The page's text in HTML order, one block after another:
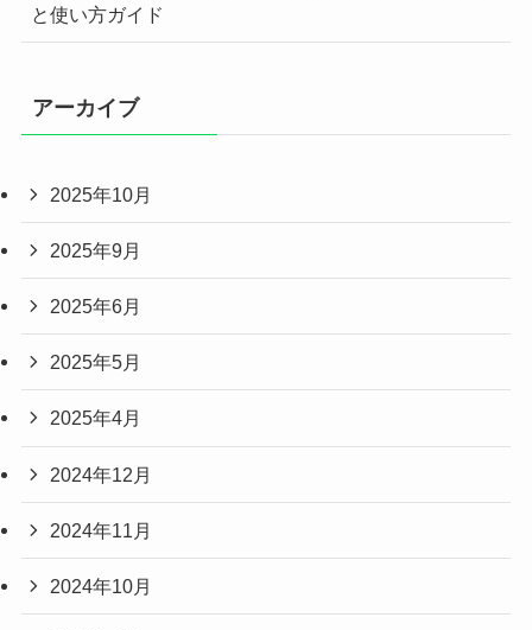
と使い方ガイド
アーカイブ
2025年10月
2025年9月
2025年6月
2025年5月
2025年4月
2024年12月
2024年11月
2024年10月